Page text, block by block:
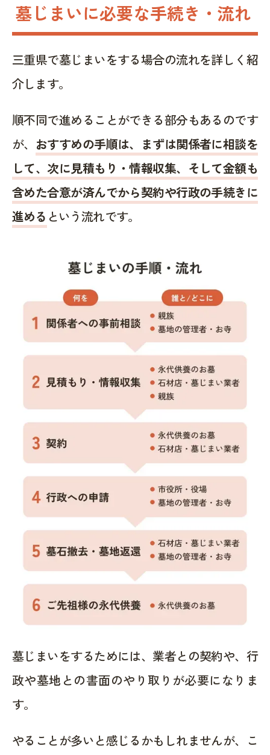
墓じまいに必要な手続き・流れ
三重県で墓じまいをする場合の流れを詳しく紹
介します。
順不同で進めることができる部分もあるのです
が、 おすすめの手順は、まずは関係者に相談を
して、次に見積もり・情報収集、そして金額も
含めた合意が済んでから契約や行政の手続きに
進める という流れです。
墓じまいをするためには、業者との契約や、行
政や墓地との書面のやり取りが必要になりま
す。
やることが多いと感じるかもしれませんが、こ